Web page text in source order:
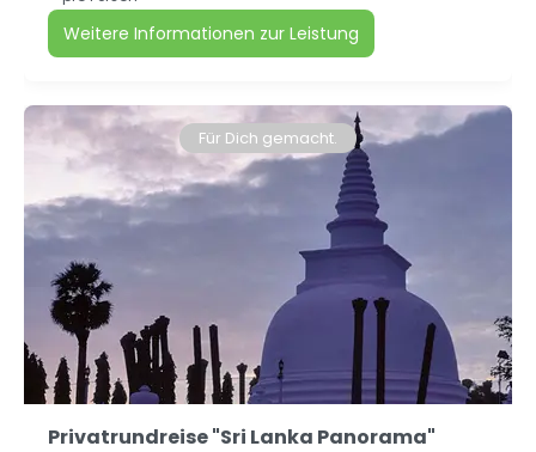
Weitere Informationen zur Leistung
Für Dich gemacht.
Privatrundreise "Sri Lanka Panorama"